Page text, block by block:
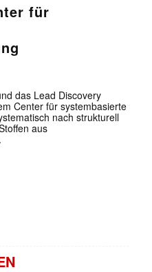
für
das Lead Discovery
Center für systembasierte
nach strukturell
aus